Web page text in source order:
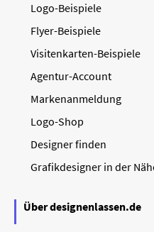
Logo-Beispiele
Flyer-Beispiele
Visitenkarten-Beispiele
Agentur-Account
Markenanmeldung
Logo-Shop
Designer finden
Grafikdesigner in der
Über designenlassen.de